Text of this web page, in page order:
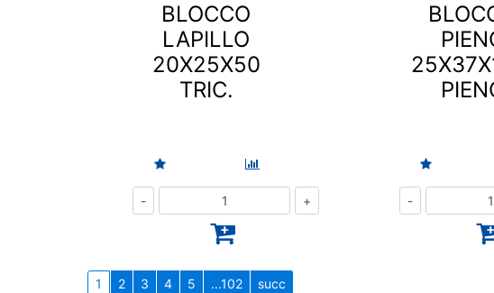
BLOCCO
LAPILLO
20X25X50
TRIC.
1 2 3 4 5 ...102 succ